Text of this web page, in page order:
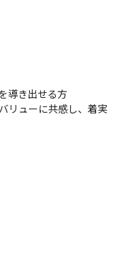
導き出せる方
リューに共感し、着実